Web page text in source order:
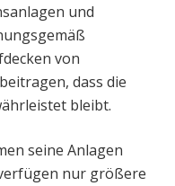
und
von
dass die
bleibt.
seine Anlagen
nur größere